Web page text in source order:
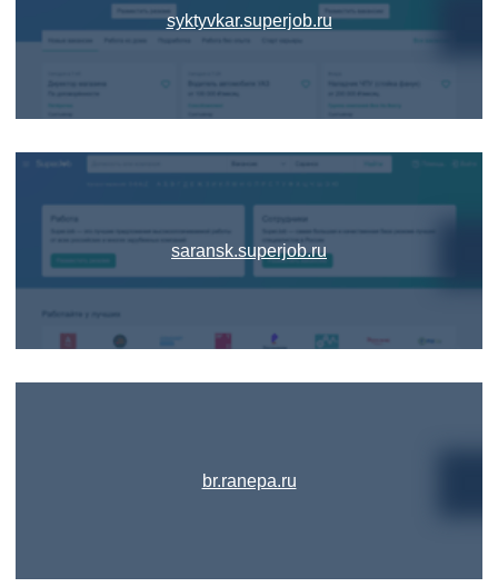
syktyvkar.superjob.ru
saransk.superjob.ru
br.ranepa.ru